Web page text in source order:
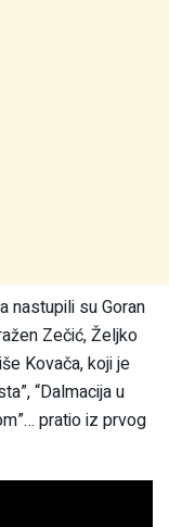
nastupili su Goran
Zečić, Željko
Kovača, koji je
“Dalmacija u
pratio iz prvog